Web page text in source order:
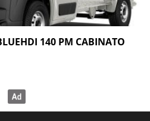
140 PM CABINATO